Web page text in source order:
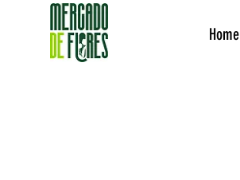
Home